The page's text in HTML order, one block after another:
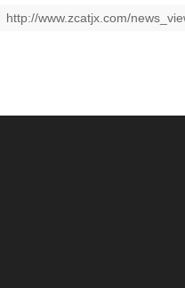
http://www.zcatjx.com/